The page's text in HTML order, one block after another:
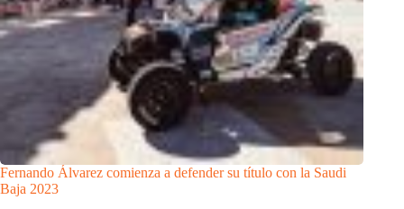
Fernando Álvarez comienza a defender su título con la Saudi
Baja 2023